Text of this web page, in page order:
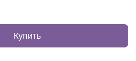
Купить